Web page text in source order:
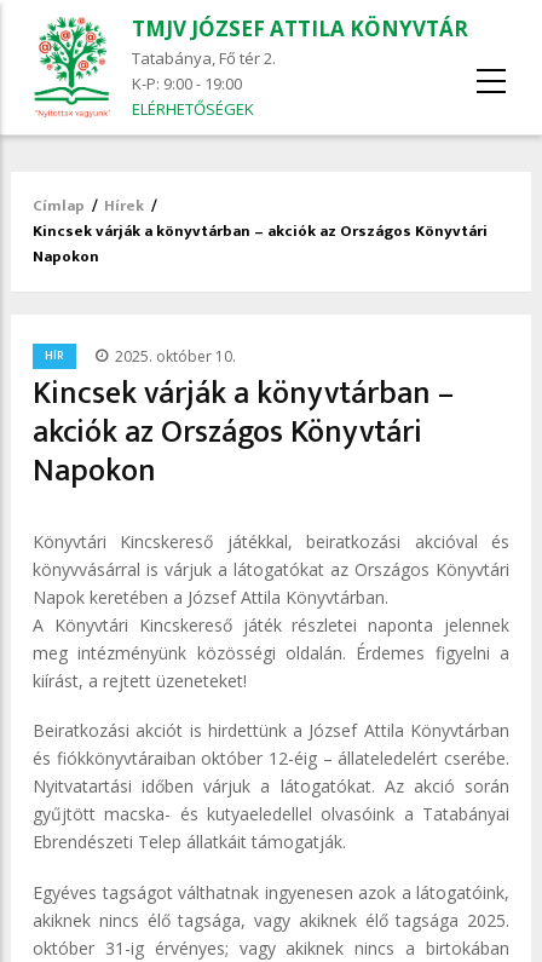
TMJV JÓZSEF ATTILA KÖNYVTÁR
Tatabánya, Fő tér 2.
K-P: 9:00 - 19:00
ELÉRHETŐSÉGEK
Morzsa
Címlap / Hírek /
Kincsek várják a könyvtárban – akciók az Országos Könyvtári
Napokon
HÍR 2025. október 10.
Kincsek várják a könyvtárban –
akciók az Országos Könyvtári
Napokon
Könyvtári Kincskereső játékkal, beiratkozási akcióval és
könyvvásárral is várjuk a látogatókat az Országos Könyvtári
Napok keretében a József Attila Könyvtárban.
A Könyvtári Kincskereső játék részletei naponta jelennek
meg intézményünk közösségi oldalán. Érdemes figyelni a
kiírást, a rejtett üzeneteket!
Beiratkozási akciót is hirdettünk a József Attila Könyvtárban
és fiókkönyvtáraiban október 12-éig – állateledelért cserébe.
Nyitvatartási időben várjuk a látogatókat. Az akció során
gyűjtött macska- és kutyaeledellel olvasóink a Tatabányai
Ebrendészeti Telep állatkáit támogatják.
Egyéves tagságot válthatnak ingyenesen azok a látogatóink,
akiknek nincs élő tagsága, vagy akiknek élő tagsága 2025.
október 31-ig érvényes; vagy akiknek nincs a birtokában